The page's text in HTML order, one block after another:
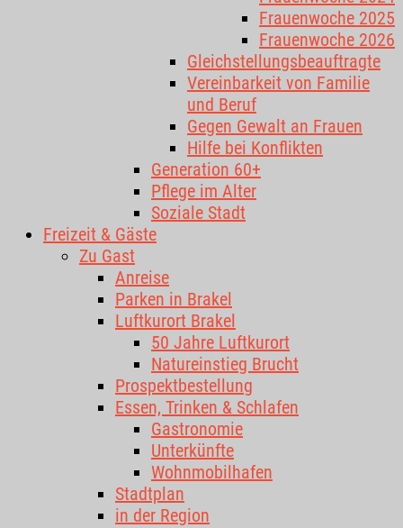
Frauenwoche 2025
Frauenwoche 2026
Gleichstellungsbeauftragte
Vereinbarkeit von Familie
und Beruf
Gegen Gewalt an Frauen
Hilfe bei Konflikten
Generation 60+
Pflege im Alter
Soziale Stadt
Freizeit & Gäste
Zu Gast
Anreise
Parken in Brakel
Luftkurort Brakel
50 Jahre Luftkurort
Natureinstieg Brucht
Prospektbestellung
Essen, Trinken & Schlafen
Gastronomie
Unterkünfte
Wohnmobilhafen
Stadtplan
in der Region